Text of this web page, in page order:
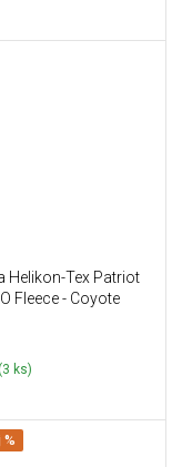
Helikon-Tex Patriot
Fleece - Coyote
(3 ks)
%